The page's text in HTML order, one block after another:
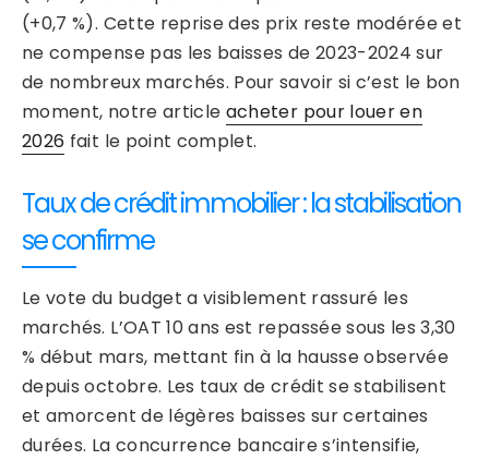
(+0,7 %). Cette reprise des prix reste modérée et
ne compense pas les baisses de 2023-2024 sur
de nombreux marchés. Pour savoir si c’est le bon
moment, notre article acheter pour louer en
2026 fait le point complet.
Taux de crédit immobilier : la stabilisation
se confirme
Le vote du budget a visiblement rassuré les
marchés. L’OAT 10 ans est repassée sous les 3,30
% début mars, mettant fin à la hausse observée
depuis octobre. Les taux de crédit se stabilisent
et amorcent de légères baisses sur certaines
durées. La concurrence bancaire s’intensifie,